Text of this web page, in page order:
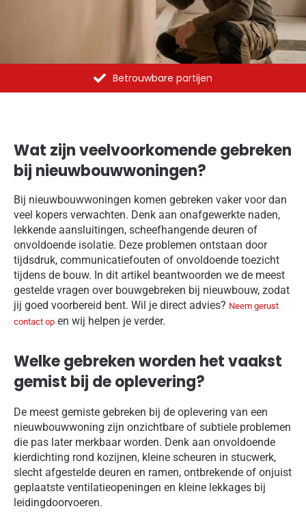
Al meer dan 1375 opdrachten uitgevoerd
Wat zijn veelvoorkomende gebreken
bij nieuwbouwwoningen?
Bij nieuwbouwwoningen komen gebreken vaker voor dan
veel kopers verwachten. Denk aan onafgewerkte naden,
lekkende aansluitingen, scheefhangende deuren of
onvoldoende isolatie. Deze problemen ontstaan door
tijdsdruk, communicatiefouten of onvoldoende toezicht
tijdens de bouw. In dit artikel beantwoorden we de meest
gestelde vragen over bouwgebreken bij nieuwbouw, zodat
jij goed voorbereid bent. Wil je direct advies? Neem gerust
contact op en wij helpen je verder.
Welke gebreken worden het vaakst
gemist bij de oplevering?
De meest gemiste gebreken bij de oplevering van een
nieuwbouwwoning zijn onzichtbare of subtiele problemen
die pas later merkbaar worden. Denk aan onvoldoende
kierdichting rond kozijnen, kleine scheuren in stucwerk,
slecht afgestelde deuren en ramen, ontbrekende of onjuist
geplaatste ventilatieopeningen en kleine lekkages bij
leidingdoorvoeren.